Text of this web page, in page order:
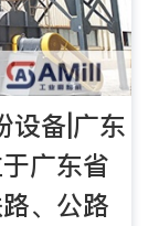
设备|广东
广东省
、公路